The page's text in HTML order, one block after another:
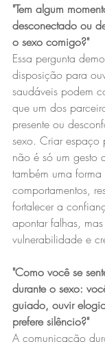
"Tem algum
desconectado ou
o sexo comigo?"
Essa pergunta
disposição para
saudáveis podem
que um dos
presente ou
sexo. Criar espaço
não é só um gesto
também uma
comportamentos,
fortalecer a
apontar falhas,
vulnerabilidade e
"Como você se
durante o sexo:
guiado, ouvir
prefere silêncio?"
A comunicação